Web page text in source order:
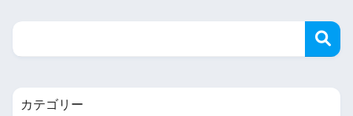
カテゴリー